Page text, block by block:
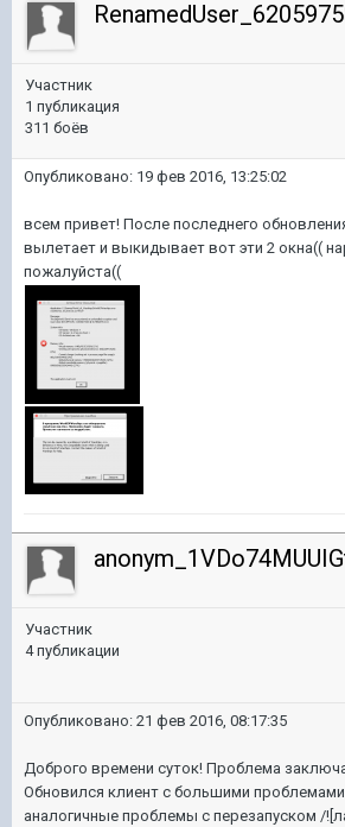
Участник
1 публикация
311 боёв
Опубликовано: 19 фев 2016, 13:25:02
всем привет! После последнего
вылетает и выкидывает вот эти 2 окна((
пожалуйста((
Участник
4 публикации
Опубликовано: 21 фев 2016, 08:17:35
Доброго времени суток! Проблема
Обновился клиент с большими
аналогичные проблемы с перезапуском /